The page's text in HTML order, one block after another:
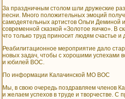
За праздничным столом шли дружеские
песни. Много положительных эмоций
самодеятельных артистов Ольги Деминой
современной сказкой «Золотое яичко». В
что только труд приносит людям счастье и
Реабилитационное мероприятие дало
новых задач, чтобы с хорошими успехами
и юбилей ВОС.
По информации Калачинской МО ВОС
Мы, в свою очередь поздравляем членов
и желаем успехов в труде и творчестве. С